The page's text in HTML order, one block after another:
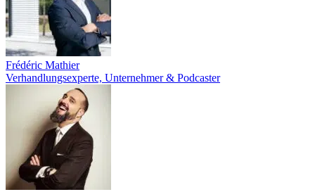
Frédéric Mathier
Verhandlungsexperte, Unternehmer & Podcaster